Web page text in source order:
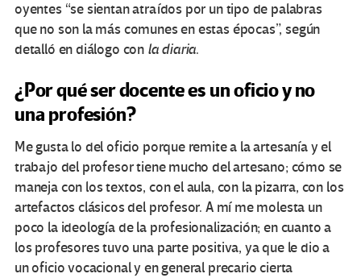
oyentes “se sientan atraídos por un tipo de palabras
que no son la más comunes en estas épocas”, según
detalló en diálogo con la diaria.
¿Por qué ser docente es un oficio y no
una profesión?
Me gusta lo del oficio porque remite a la artesanía y el
trabajo del profesor tiene mucho del artesano; cómo se
maneja con los textos, con el aula, con la pizarra, con los
artefactos clásicos del profesor. A mí me molesta un
poco la ideología de la profesionalización; en cuanto a
los profesores tuvo una parte positiva, ya que le dio a
un oficio vocacional y en general precario cierta